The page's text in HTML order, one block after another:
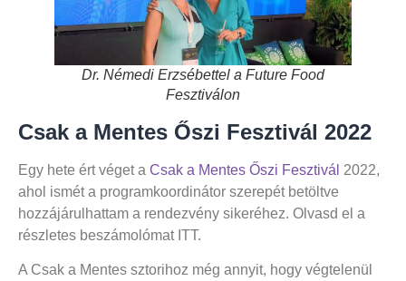
Dr. Némedi Erzsébettel a Future Food
Fesztiválon
Csak a Mentes Őszi Fesztivál 2022
Egy hete ért véget a Csak a Mentes Őszi Fesztivál 2022,
ahol ismét a programkoordinátor szerepét betöltve
hozzájárulhattam a rendezvény sikeréhez. Olvasd el a
részletes beszámolómat ITT.
A Csak a Mentes sztorihoz még annyit, hogy végtelenül